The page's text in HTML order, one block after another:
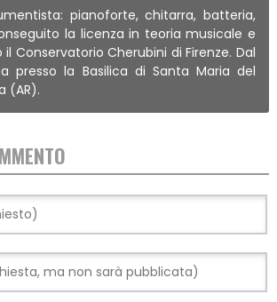
pianoforte, chitarra, batteria,
la licenza in teoria musicale e
Conservatorio Cherubini di Firenze. Dal
presso la Basilica di Santa Maria del
(AR).